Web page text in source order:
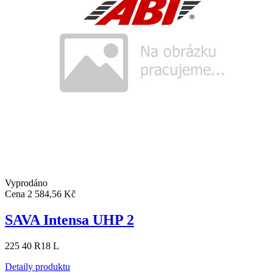
Vyprodáno
Cena 2 584,56 Kč
SAVA Intensa UHP 2
225 40 R18 L
Detaily produktu